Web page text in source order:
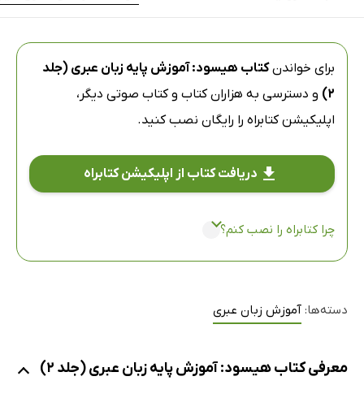
برای خواندنکتاب هیسود: آموزش پایه زبان عبری (جلد
2)
و دسترسی به هزاران کتاب و کتاب صوتی دیگر،
اپلیکیشن کتابراه را رایگان نصب کنید.
دریافت کتاب از اپلیکیشن کتابراه
چرا کتابراه را نصب کنم؟
دسته‌ها: آموزش زبان عبری
معرفی کتاب هیسود: آموزش پایه زبان عبری (جلد 2)